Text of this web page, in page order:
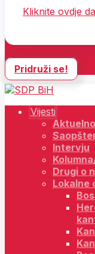
Kliknite ovdje
Pridruži se!
Vijesti
Intervju
Drugi o
Lokalne